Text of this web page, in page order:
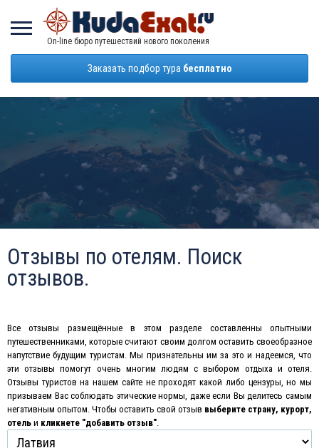
On-line бюро путешествий нового поколения
Заказать подбор тура бесплатно
Отзывы по отелям. Поиск
отзывов.
Все отзывы размещённые в этом разделе составленны опытными
путешественниками, которые считают своим долгом оставить своеобразное
напутствие будущим туристам. Мы признательны им за это и надеемся, что
эти отзывы помогут очень многим людям с выбором отдыха и отеля.
Отзывы туристов на нашем сайте не проходят какой либо цензуры, но мы
призываем Вас соблюдать этические нормы, даже если Вы делитесь самым
негативным опытом Чтобы оставить свой отзыв выберите страну, курорт,
отель и кликнете "добавить отзыв"